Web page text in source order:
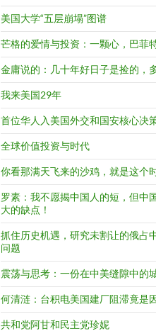
美国大学“五层崩塌”图谱
芒格的爱情与投资：一颗心，巴菲
金庸说的：几十年好日子是捡的，
我来美国29年
首位华人入美国外交和国安核心决
全球价值投资与时代
你看那满天飞来的沙鸡，就是这个
罗素：我不愿揭中国人的短，但中
大的缺点！
抓住历史机遇，研究未割让的俄占
问题
震荡与思考：一份在中美缝隙中的
何清涟：台积电美国建厂阻滞竟是
共和党阿甘和民主党珍妮